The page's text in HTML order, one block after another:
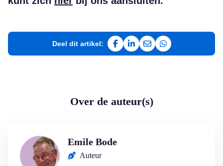
Deel dit artikel:
Deel op Facebook
Deel op LinkedIn
Deel via e-mail
Deel via
Over de auteur(s)
Emile Bode
Auteur